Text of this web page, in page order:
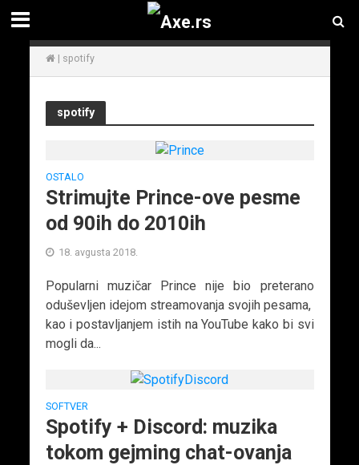
| spotify
spotify
OSTALO
Strimujte Prince-ove pesme
od 90ih do 2010ih
18. avgusta 2018.
Popularni muzičar Prince nije bio preterano
oduševljen idejom streamovanja svojih pesama,
kao i postavljanjem istih na YouTube kako bi svi
mogli da...
SOFTVER
Spotify + Discord: muzika
tokom gejming chat-ovanja